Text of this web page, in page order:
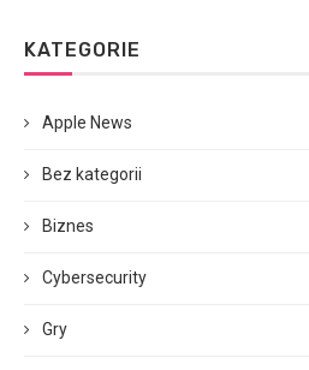
KATEGORIE
Apple News
Bez kategorii
Biznes
Cybersecurity
Gry